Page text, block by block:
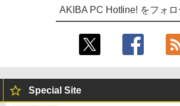
AKIBA PC Hotline! をフォロ
Special Site